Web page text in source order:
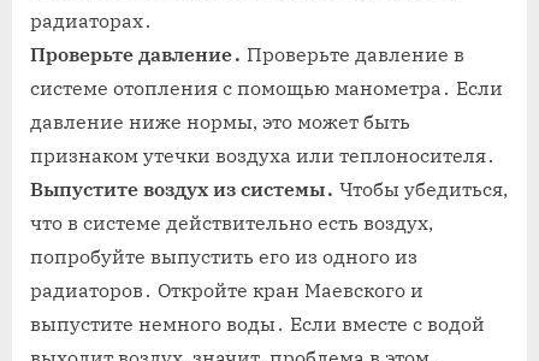
радиаторах․
Проверьте давление․ Проверьте давление в
системе отопления с помощью манометра․ Если
давление ниже нормы, это может быть
признаком утечки воздуха или теплоносителя․
Выпустите воздух из системы․ Чтобы убедиться,
что в системе действительно есть воздух,
попробуйте выпустить его из одного из
радиаторов․ Откройте кран Маевского и
выпустите немного воды․ Если вместе с водой